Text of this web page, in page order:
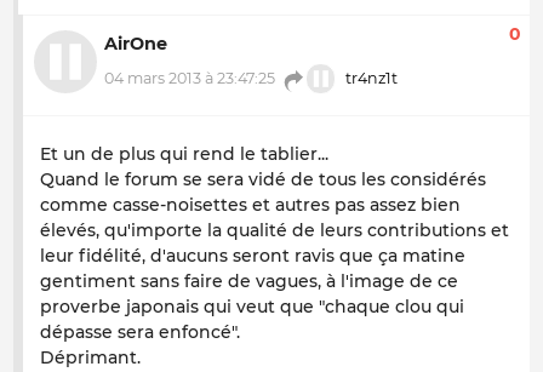
AirOne
04 mars 2013 à 23:47:25 tr4nz1t
0
Et un de plus qui rend le tablier...
Quand le forum se sera vidé de tous les considérés
comme casse-noisettes et autres pas assez bien
élevés, qu'importe la qualité de leurs contributions et
leur fidélité, d'aucuns seront ravis que ça matine
gentiment sans faire de vagues, à l'image de ce
proverbe japonais qui veut que "chaque clou qui
dépasse sera enfoncé".
Déprimant.